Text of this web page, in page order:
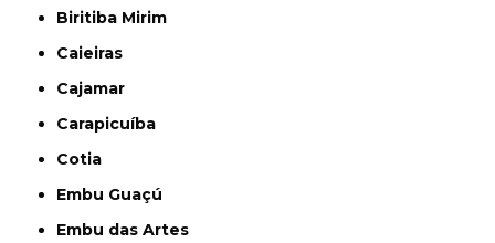
Biritiba Mirim
Caieiras
Cajamar
Carapicuíba
Cotia
Embu Guaçú
Embu das Artes